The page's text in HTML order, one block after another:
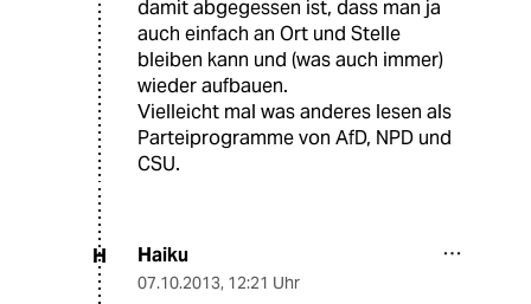
damit abgegessen ist, dass man ja
auch einfach an Ort und Stelle
bleiben kann und (was auch immer)
wieder aufbauen.
Vielleicht mal was anderes lesen als
Parteiprogramme von AfD, NPD und
CSU.
H Haiku
07.10.2013, 12:21 Uhr